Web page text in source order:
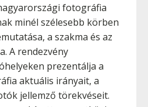
fotográfia
minél szélesebb körben
a szakma és az
A rendezvény
prezentálja a
aktuális irányait, a
jellemző törekvéseit.